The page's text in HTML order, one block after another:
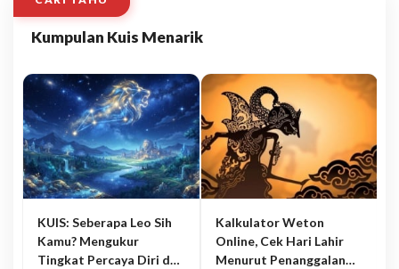
Kumpulan Kuis Menarik
KUIS: Seberapa Leo Sih
Kamu? Mengukur
Tingkat Percaya Diri dan
Kalkulator Weton
Online, Cek Hari Lahir
Menurut Penanggalan